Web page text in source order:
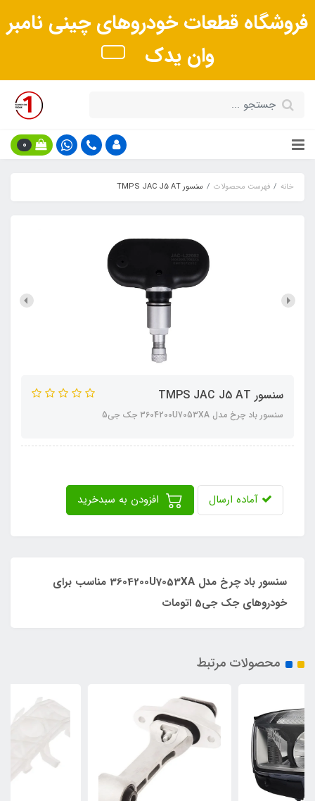
فروشگاه قطعات خودروهای چینی نامبر
وان یدک
0
خانه فهرست محصولات سنسور TMPS JAC J5 AT
سنسور TMPS JAC J5 AT
سنسور باد چرخ مدل 3604200U7053XA جک جی5
آماده ارسال
سنسور باد چرخ مدل 3604200U7053XA مناسب برای
خودروهای جک جی5 اتومات
محصولات مرتبط